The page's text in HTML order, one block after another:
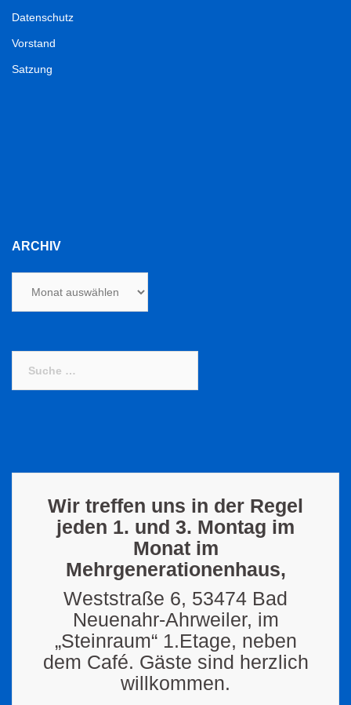
Datenschutz
Vorstand
Satzung
ARCHIV
nach:
Wir treffen uns in der Regel
jeden 1. und 3. Montag im
Monat im
Mehrgenerationenhaus,
Weststraße 6, 53474 Bad
Neuenahr-Ahrweiler, im
„Steinraum“ 1.Etage, neben
dem Café. Gäste sind herzlich
willkommen.